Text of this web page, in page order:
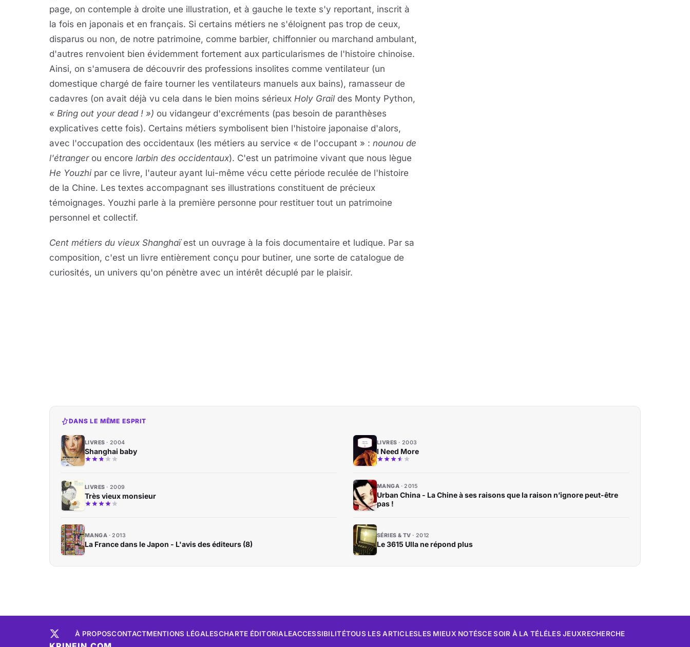
page, on contemple à droite une illustration, et à gauche le texte s'y reportant, inscrit à
la fois en japonais et en français. Si certains métiers ne s'éloignent pas trop de ceux,
disparus ou non, de notre patrimoine, comme barbier, chiffonnier ou marchand ambulant,
d'autres renvoient bien évidemment fortement aux particularismes de l'histoire chinoise.
Ainsi, on s'amusera de découvrir des professions insolites comme ventilateur (un
domestique chargé de faire tourner les ventilateurs manuels aux bains), ramasseur de
cadavres (on avait déjà vu cela dans le bien moins sérieux Holy Grail des Monty Python,
« Bring out your dead ! ») ou vidangeur d'excréments (pas besoin de paranthèses
explicatives cette fois). Certains métiers symbolisent bien l'histoire japonaise d'alors,
avec l'occupation des occidentaux (les métiers au service « de l'occupant » : nounou de
l'étranger ou encore larbin des occidentaux). C'est un patrimoine vivant que nous lègue
He Youzhi par ce livre, l'auteur ayant lui-même vécu cette période reculée de l'histoire
de la Chine. Les textes accompagnant ses illustrations constituent de précieux
témoignages. Youzhi parle à la première personne pour restituer tout un patrimoine
personnel et collectif.
Cent métiers du vieux Shanghaï est un ouvrage à la fois documentaire et ludique. Par sa
composition, c'est un livre entièrement conçu pour butiner, une sorte de catalogue de
curiosités, un univers qu'on pénètre avec un intérêt décuplé par le plaisir.
DANS LE MÊME ESPRIT
LIVRES 2004
Shanghai baby
LIVRES 2003
I Need More
LIVRES 2009
Très vieux monsieur
MANGA 2015
Urban China - La Chine à ses raisons que la raison n’ignore peut-être
pas !
MANGA 2013
La France dans le Japon - L'avis des éditeurs (8)
SÉRIES & TV 2012
Le 3615 Ulla ne répond plus
À PROPOSCONTACTMENTIONS LÉGALESCHARTE ÉDITORIALEACCESSIBILITÉTOUS LES ARTICLESLES MIEUX NOTÉSCE SOIR À LA TÉLÉLES JEUXRECHERCHE